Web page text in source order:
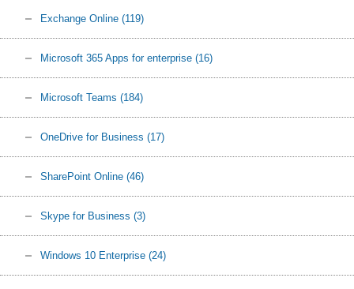
Exchange Online (119)
Microsoft 365 Apps for enterprise (16)
Microsoft Teams (184)
OneDrive for Business (17)
SharePoint Online (46)
Skype for Business (3)
Windows 10 Enterprise (24)